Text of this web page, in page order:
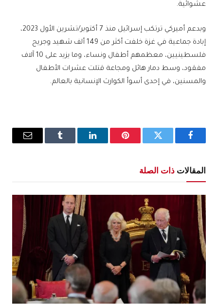
عشوائية.
وبدعم أميركي ترتكب إسرائيل منذ 7 أكتوبر/تشرين الأول 2023،
إبادة جماعية في غزة خلفت أكثر من 149 ألف شهيد وجريح
فلسطينيين، معظمهم أطفال ونساء، وما يزيد على 10 آلاف
مفقود، وسط دمار هائل ومجاعة قتلت عشرات الأطفال
والمسنين، في إحدى أسوأ الكوارث الإنسانية بالعالم.
فيسبوك تويتر بينتيريستلينكدإن Tumblr
البريد
المقالات ذات الصلة